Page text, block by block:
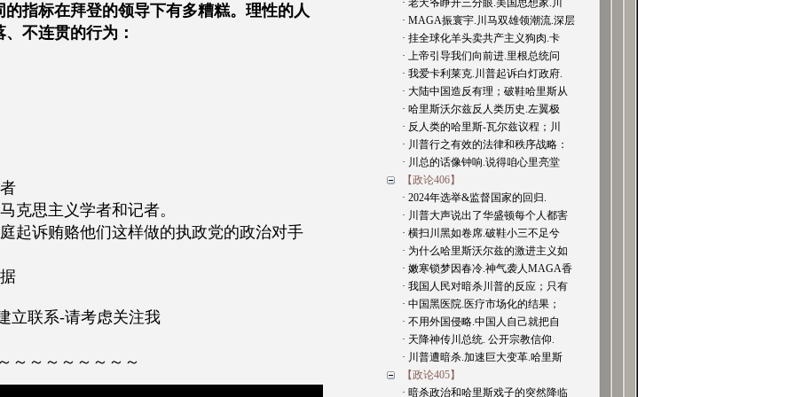
指标在拜登的领导下有多糟糕。理性的人
不连贯的行为：
克思主义学者和记者。
起诉贿赂他们这样做的执政党的政治对手
立联系-请考虑关注我
～～～～～～～～
· 老天爷睁开三分眼.美国思想家.川
· MAGA振寰宇.川马双雄领潮流.深层
· 挂全球化羊头卖共产主义狗肉.卡
· 上帝引导我们向前进.里根总统问
· 我爱卡利莱克.川普起诉白灯政府.
· 大陆中国造反有理；破鞋哈里斯从
· 哈里斯沃尔兹反人类历史.左翼极
· 反人类的哈里斯-瓦尔兹议程；川
· 川普行之有效的法律和秩序战略：
· 川总的话像钟响.说得咱心里亮堂
【政论406】
· 2024年选举&监督国家的回归.
· 川普大声说出了华盛顿每个人都害
· 横扫川黑如卷席.破鞋小三不足兮
· 为什么哈里斯沃尔兹的激进主义如
· 嫩寒锁梦因春冷.神气袭人MAGA香
· 我国人民对暗杀川普的反应；只有
· 中国黑医院.医疗市场化的结果；
· 不用外国侵略.中国人自己就把自
· 天降神传川总统. 公开宗教信仰.
· 川普遭暗杀.加速巨大变革.哈里斯
【政论405】
· 暗杀政治和哈里斯戏子的突然降临